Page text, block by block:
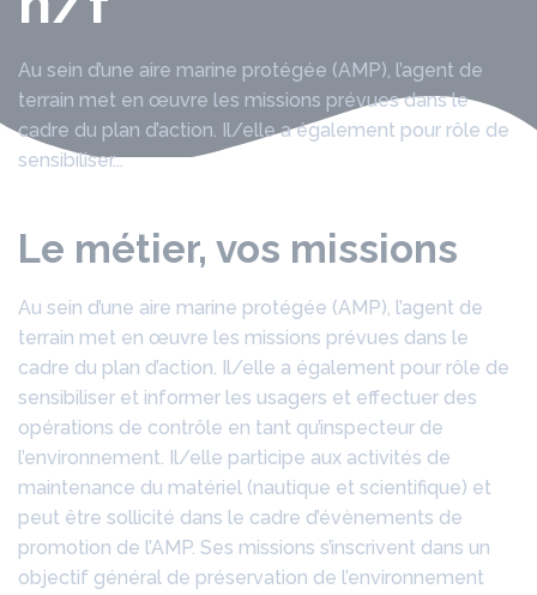
Au sein d’une aire marine protégée (AMP), l’agent de
terrain met en œuvre les missions prévues dans le
cadre du plan d’action. Il/elle a également pour rôle de
sensibiliser...
Le métier, vos missions
Au sein d’une aire marine protégée (AMP), l’agent de
terrain met en œuvre les missions prévues dans le
cadre du plan d’action. Il/elle a également pour rôle de
sensibiliser et informer les usagers et effectuer des
opérations de contrôle en tant qu’inspecteur de
l’environnement. Il/elle participe aux activités de
maintenance du matériel (nautique et scientifique) et
peut être sollicité dans le cadre d’évènements de
promotion de l’AMP. Ses missions s’inscrivent dans un
objectif général de préservation de l’environnement